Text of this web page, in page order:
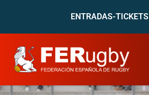
ENTRADAS-TICKETS